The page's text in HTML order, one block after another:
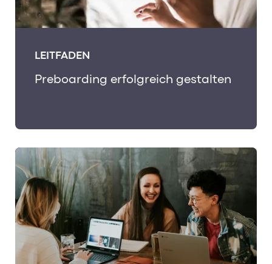
LEITFADEN
Preboarding erfolgreich gestalten